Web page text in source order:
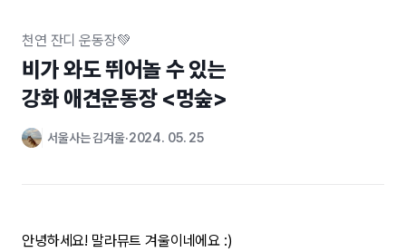
천연 잔디 운동장💚
비가 와도 뛰어놀 수 있는
강화 애견운동장 <멍숲>
서울사는 김겨울 2024. 05. 25
안녕하세요! 말라뮤트 겨울이네에요 :)